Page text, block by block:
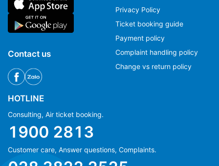
Contact us
Privacy Policy
Ticket booking guide
Payment policy
Complaint handling policy
Change vs return policy
HOTLINE
Consulting, Air ticket booking.
1900 2813
Customer care, Answer questions, Complaints.
(+84) 70 854 1213